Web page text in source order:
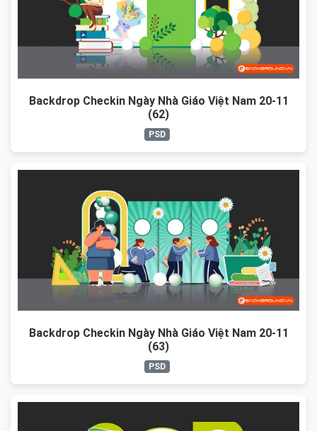
Backdrop Checkin Ngày Nhà Giáo Việt Nam 20-11
(62)
PSD
Backdrop Checkin Ngày Nhà Giáo Việt Nam 20-11
(63)
PSD